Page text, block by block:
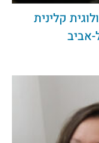
קלינית
אביב